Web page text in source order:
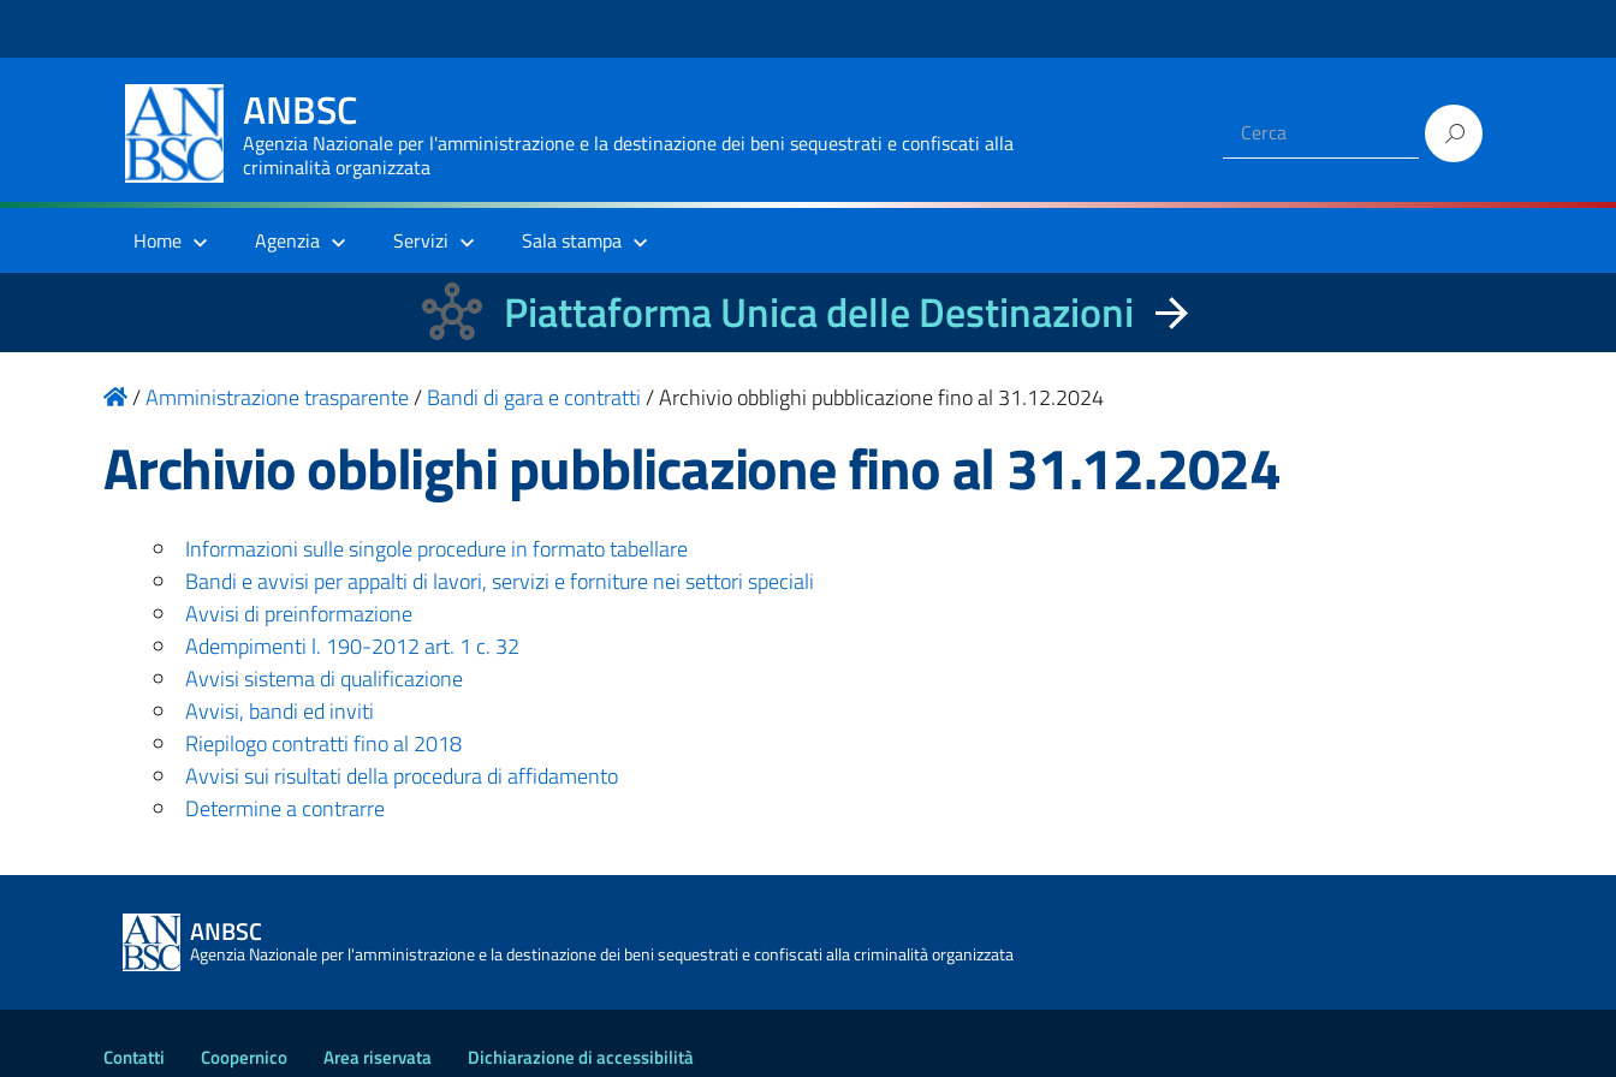
ANBSC
Agenzia Nazionale per l'amministrazione e la destinazione dei beni sequestrati e confiscati alla
criminalità organizzata
Home Agenzia Servizi Sala stampa
Piattaforma Unica delle Destinazioni
/Amministrazione trasparente/Bandi di gara e contratti/Archivio obblighi pubblicazione fino al 31.12.2024
Archivio obblighi pubblicazione fino al 31.12.2024
Informazioni sulle singole procedure in formato tabellare
Bandi e avvisi per appalti di lavori, servizi e forniture nei settori speciali
Avvisi di preinformazione
Adempimenti l. 190-2012 art. 1 c. 32
Avvisi sistema di qualificazione
Avvisi, bandi ed inviti
Riepilogo contratti fino al 2018
Avvisi sui risultati della procedura di affidamento
Determine a contrarre
ANBSC
Agenzia Nazionale per l'amministrazione e la destinazione dei beni sequestrati e confiscati alla criminalità organizzata
Contatti Coopernico Area riservata Dichiarazione di accessibilità